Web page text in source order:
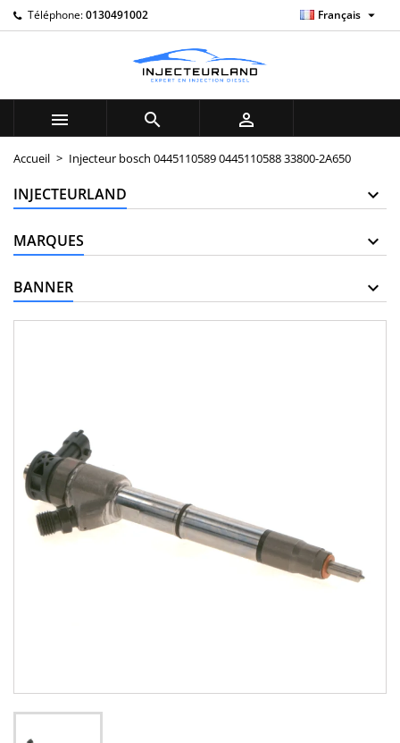
Téléphone:0130491002 Français 
  
Accueil Injecteur bosch 0445110589 0445110588 33800-2A650
INJECTEURLAND
MARQUES
BANNER
My wishlists ×
add_circle_outline
((title)) ×
Connexion ×
Vous devez être connecté pour ajouter des produits à
votre liste d'envies.
((cancelText)) ((loginText))